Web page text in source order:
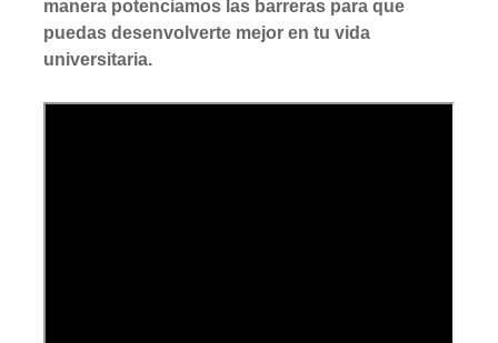
manera potenciamos las barreras para que
puedas desenvolverte mejor en tu vida
universitaria.